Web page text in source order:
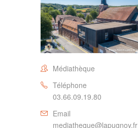
Médiathèque
Téléphone
03.66.09.19.80
Email
mediatheque@lapugnoy.fr